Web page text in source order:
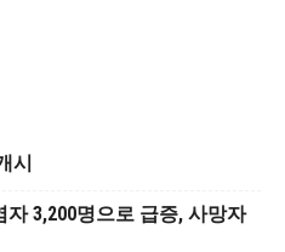
시
3,200명으로 급증, 사망자